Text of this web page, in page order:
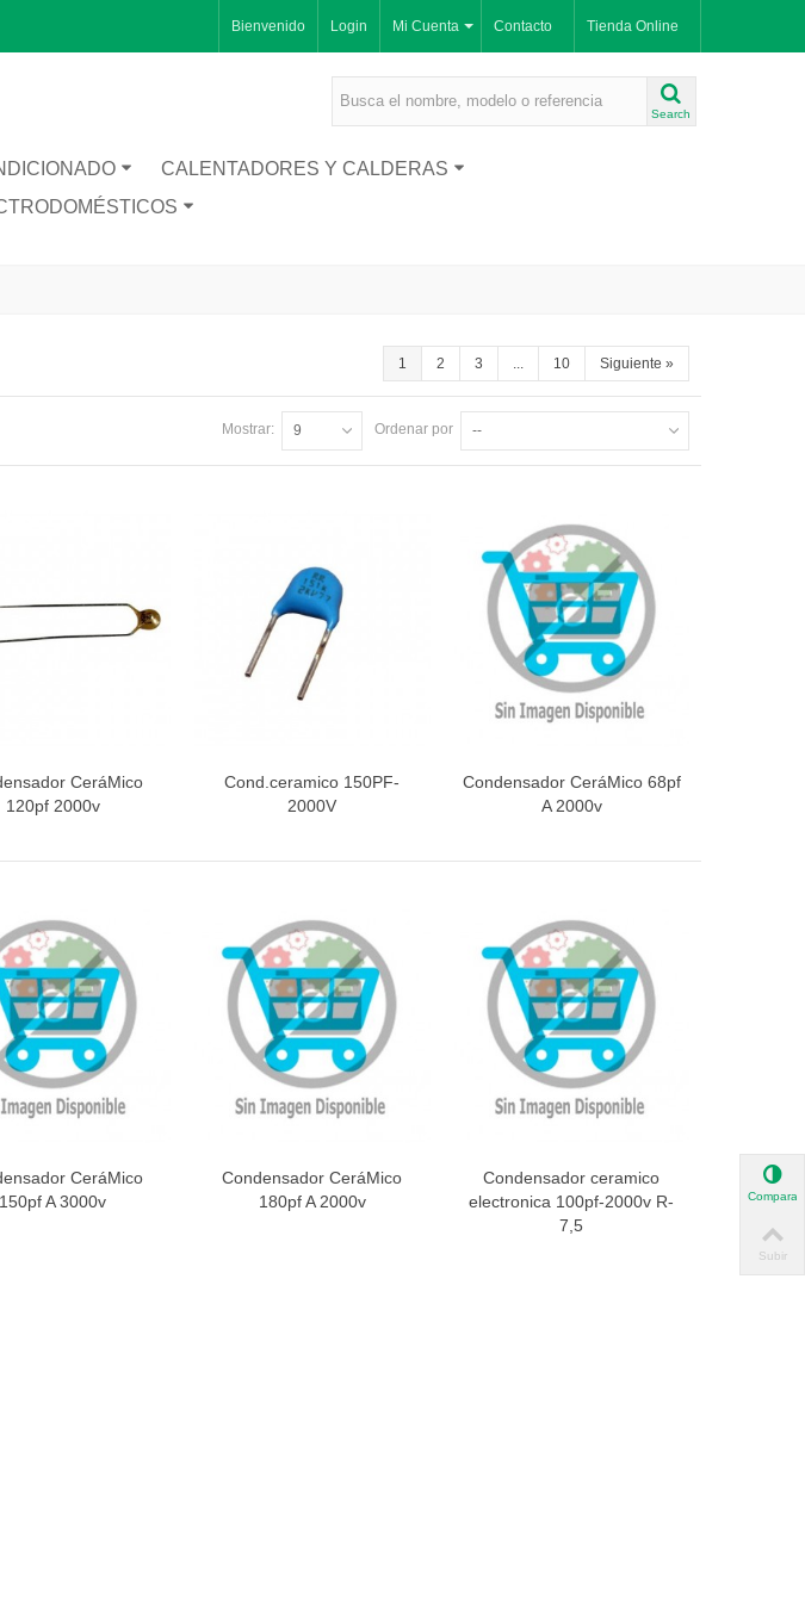
Tienda Online
Contacto
Mi Cuenta
Bienvenido Login
Search
CALENTADORES Y CALDERAS
1 2 3 ... 10 Siguiente »
Ordenar por --
Mostrar: 9
Vista rápidaCeráMico
120pf 2000v
Vista rápida
Cond.ceramico 150PF-
2000V
Vista rápida
Condensador CeráMico 68pf
A 2000v
Vista rápidaCeráMico
150pf A 3000v
Vista rápida
Condensador CeráMico
180pf A 2000v
Vista rápida
Condensador ceramico
electronica 100pf-2000v R-
7,5
Comparar
Subir